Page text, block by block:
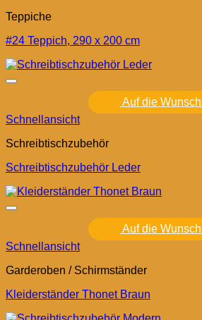
Teppiche
#24 Teppich, 290 x 200 cm
Auf die
Schnellansicht
Schreibtischzubehör
Schreibtischzubehör Leder
Auf die
Schnellansicht
Garderoben / Schirmständer
Kleiderständer Thonet Braun